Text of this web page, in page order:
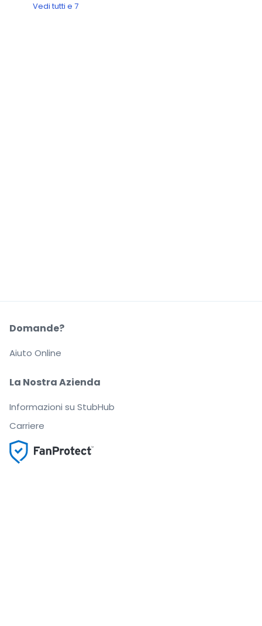
Vedi tutti e 7
La Nostra Azienda
Informazioni su StubHub
Carriere
Domande?
Aiuto Online